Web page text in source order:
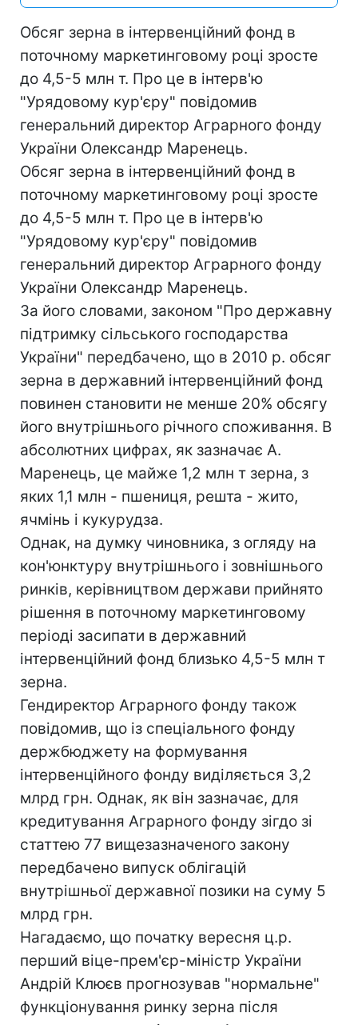
Обсяг зерна в інтервенційний фонд в
поточному маркетинговому році зросте
до 4,5-5 млн т. Про це в інтерв'ю
"Урядовому кур'єру" повідомив
генеральний директор Аграрного фонду
України Олександр Маренець.
Обсяг зерна в інтервенційний фонд в
поточному маркетинговому році зросте
до 4,5-5 млн т. Про це в інтерв'ю
"Урядовому кур'єру" повідомив
генеральний директор Аграрного фонду
України Олександр Маренець.
За його словами, законом "Про державну
підтримку сільського господарства
України" передбачено, що в 2010 р. обсяг
зерна в державний інтервенційний фонд
повинен становити не менше 20% обсягу
його внутрішнього річного споживання. В
абсолютних цифрах, як зазначає А.
Маренець, це майже 1,2 млн т зерна, з
яких 1,1 млн - пшениця, решта - жито,
ячмінь і кукурудза.
Однак, на думку чиновника, з огляду на
кон'юнктуру внутрішнього і зовнішнього
ринків, керівництвом держави прийнято
рішення в поточному маркетинговому
періоді засипати в державний
інтервенційний фонд близько 4,5-5 млн т
зерна.
Гендиректор Аграрного фонду також
повідомив, що із спеціального фонду
держбюджету на формування
інтервенційного фонду виділяється 3,2
млрд грн. Однак, як він зазначає, для
кредитування Аграрного фонду зігдо зі
статтею 77 вищезазначеного закону
передбачено випуск облігацій
внутрішньої державної позики на суму 5
млрд грн.
Нагадаємо, що початку вересня ц.р.
перший віце-прем'єр-міністр України
Андрій Клюєв прогнозував "нормальне"
функціонування ринку зерна після